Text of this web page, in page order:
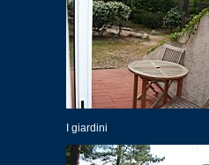
I giardini